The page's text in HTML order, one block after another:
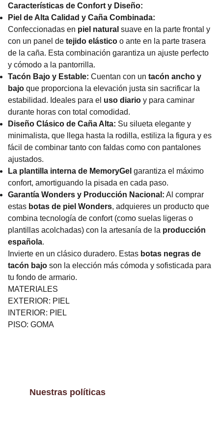
Características de Confort y Diseño:
Piel de Alta Calidad y Caña Combinada:
Confeccionadas en piel natural suave en la parte frontal y
con un panel de tejido elástico o ante en la parte trasera
de la caña. Esta combinación garantiza un ajuste perfecto
y cómodo a la pantorrilla.
Tacón Bajo y Estable: Cuentan con un tacón ancho y
bajo que proporciona la elevación justa sin sacrificar la
estabilidad. Ideales para el uso diario y para caminar
durante horas con total comodidad.
Diseño Clásico de Caña Alta: Su silueta elegante y
minimalista, que llega hasta la rodilla, estiliza la figura y es
fácil de combinar tanto con faldas como con pantalones
ajustados.
La plantilla interna de MemoryGel garantiza el máximo
confort, amortiguando la pisada en cada paso.
Garantía Wonders y Producción Nacional: Al comprar
estas botas de piel Wonders, adquieres un producto que
combina tecnología de confort (como suelas ligeras o
plantillas acolchadas) con la artesanía de la producción
española.
Invierte en un clásico duradero. Estas botas negras de
tacón bajo son la elección más cómoda y sofisticada para
tu fondo de armario.
MATERIALES
EXTERIOR: PIEL
INTERIOR: PIEL
PISO: GOMA
Nuestras políticas